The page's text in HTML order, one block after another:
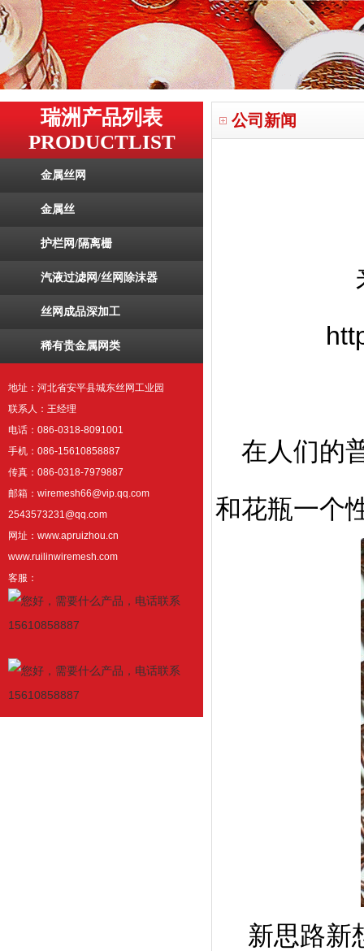
瑞洲产品列表
PRODUCTLIST
金属丝网
金属丝
护栏网/隔离栅
汽液过滤网/丝网除沫器
丝网成品深加工
稀有贵金属网类
地址：河北省安平县城东丝网工业园
联系人：王经理
电话：086-0318-8091001
手机：086-15610858887
传真：086-0318-7979887
邮箱：wiremesh66@vip.qq.com
2543573231@qq.com
网址：www.apruizhou.cn
www.ruilinwiremesh.com
客服：
公司新闻
在人们的
和花瓶一个
新思路新